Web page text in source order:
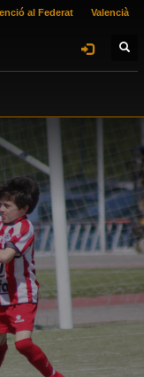
al Federat Valencià